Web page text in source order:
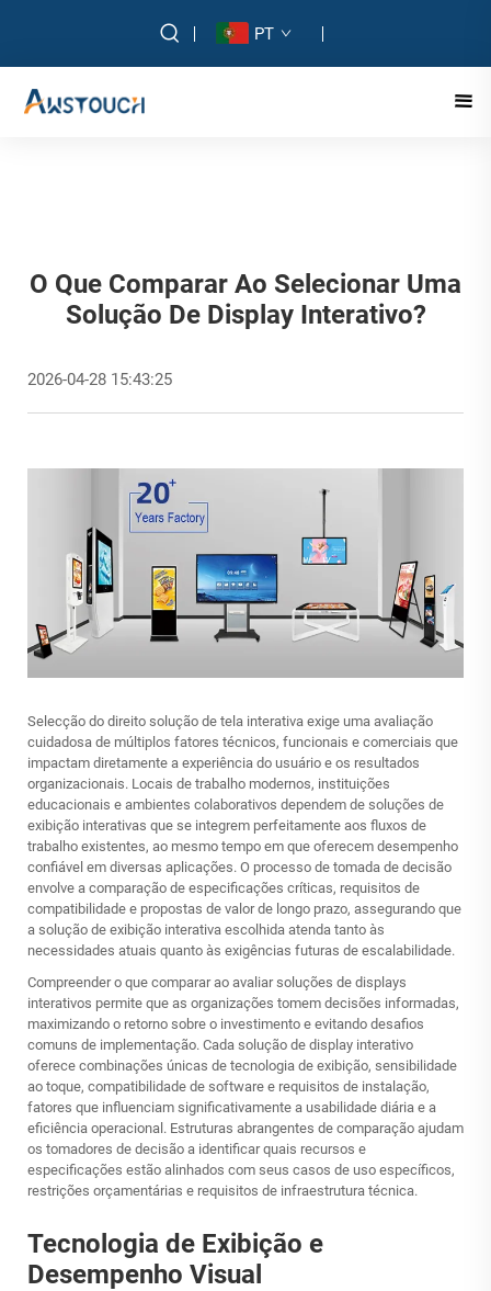
PT
O Que Comparar Ao Selecionar Uma
Solução De Display Interativo?
2026-04-28 15:43:25
Selecção do direito solução de tela interativa exige uma avaliação
cuidadosa de múltiplos fatores técnicos, funcionais e comerciais que
impactam diretamente a experiência do usuário e os resultados
organizacionais. Locais de trabalho modernos, instituições
educacionais e ambientes colaborativos dependem de soluções de
exibição interativas que se integrem perfeitamente aos fluxos de
trabalho existentes, ao mesmo tempo em que oferecem desempenho
confiável em diversas aplicações. O processo de tomada de decisão
envolve a comparação de especificações críticas, requisitos de
compatibilidade e propostas de valor de longo prazo, assegurando que
a solução de exibição interativa escolhida atenda tanto às
necessidades atuais quanto às exigências futuras de escalabilidade.
Compreender o que comparar ao avaliar soluções de displays
interativos permite que as organizações tomem decisões informadas,
maximizando o retorno sobre o investimento e evitando desafios
comuns de implementação. Cada solução de display interativo
oferece combinações únicas de tecnologia de exibição, sensibilidade
ao toque, compatibilidade de software e requisitos de instalação,
fatores que influenciam significativamente a usabilidade diária e a
eficiência operacional. Estruturas abrangentes de comparação ajudam
os tomadores de decisão a identificar quais recursos e
especificações estão alinhados com seus casos de uso específicos,
restrições orçamentárias e requisitos de infraestrutura técnica.
Tecnologia de Exibição e
Desempenho Visual